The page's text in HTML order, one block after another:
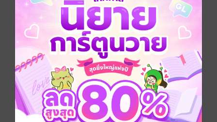
เป็นดั่งกามเทพในชีวิตจริงยอมแต่งนิยายเรื่องใหม่ให้ตาม
ความต้องการ
แต่คู่ของเขาในนิยายที่ควรจะเป็นดาวคณะแพทย์คนสวย
และว่าที่แฟนในอนาคต กลับกลายเป็นเดือนคณะแพทย์สุด
หล่อแถมยังขี้เก๊กที่แสนไม่ชอบขี้หน้า
แม้การเปลี่ยนตัวละครหลักในนิยายโดยไม่บอกไม่กล่าวจะ
เป็นเรื่องชวนช็อกมากๆ แต่คงไม่มีอะไรช็อกไปกว่าความ
คาดหวังว่าจะได้เป็น พระเอก ของเรื่อง แต่ดันถูกเพื่อนรัก
จับยัดใส่บท นายเอก อย่างถอนตัวไม่ได้